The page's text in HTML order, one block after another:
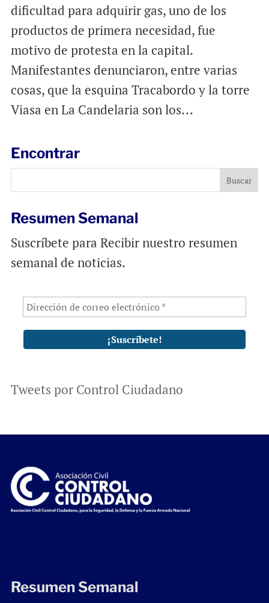
dificultad para adquirir gas, uno de los
productos de primera necesidad, fue
motivo de protesta en la capital.
Manifestantes denunciaron, entre varias
cosas, que la esquina Tracabordo y la torre
Viasa en La Candelaria son los...
Encontrar
Resumen Semanal
Suscríbete para Recibir nuestro resumen
semanal de noticias.
Tweets por Control Ciudadano
Resumen Semanal